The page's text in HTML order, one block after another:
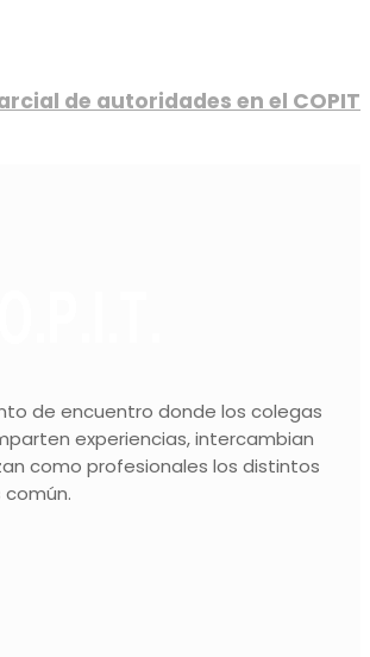
de autoridades en el COPIT
de encuentro donde los colegas
experiencias, intercambian
como profesionales los distintos